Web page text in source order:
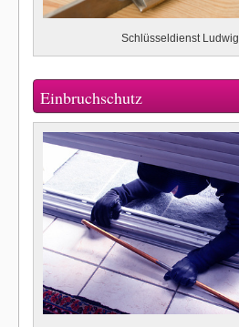
Schlüsseldienst Ludwig
Einbruchschutz